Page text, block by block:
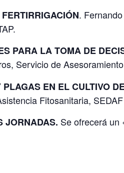
.
PARA LA TOMA DE
Servicio de
EN EL CULTIVO
Fitosanitaria, SEDAF
JORNADAS. Se ofrecerá un